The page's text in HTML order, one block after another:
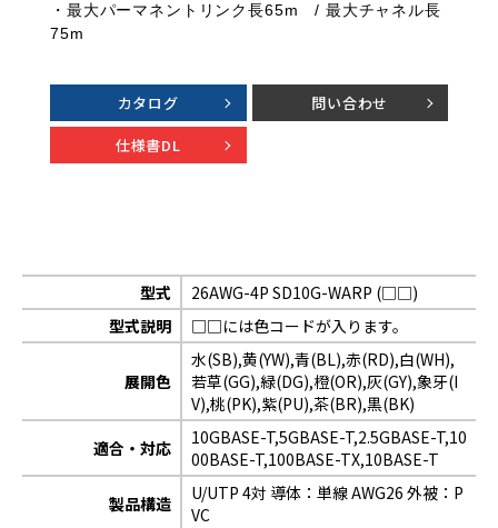
・最大パーマネントリンク長65m / 最大チャネル長
75m
カタログ
問い合わせ
仕様書DL
型式
26AWG-4P SD10G-WARP (□□)
型式説明
□□には色コードが入ります。
展開色
水(SB),黄(YW),青(BL),赤(RD),白(WH),
若草(GG),緑(DG),橙(OR),灰(GY),象牙(I
V),桃(PK),紫(PU),茶(BR),黒(BK)
適合・対応
10GBASE-T,5GBASE-T,2.5GBASE-T,10
00BASE-T,100BASE-TX,10BASE-T
製品構造
U/UTP 4対 導体：単線 AWG26 外被：P
VC